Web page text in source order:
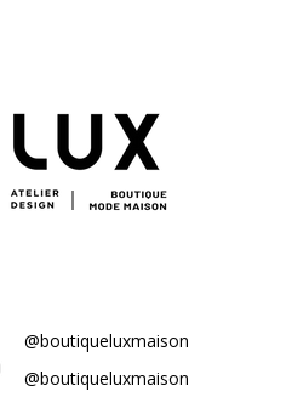
@boutiqueluxmaison
@boutiqueluxmaison